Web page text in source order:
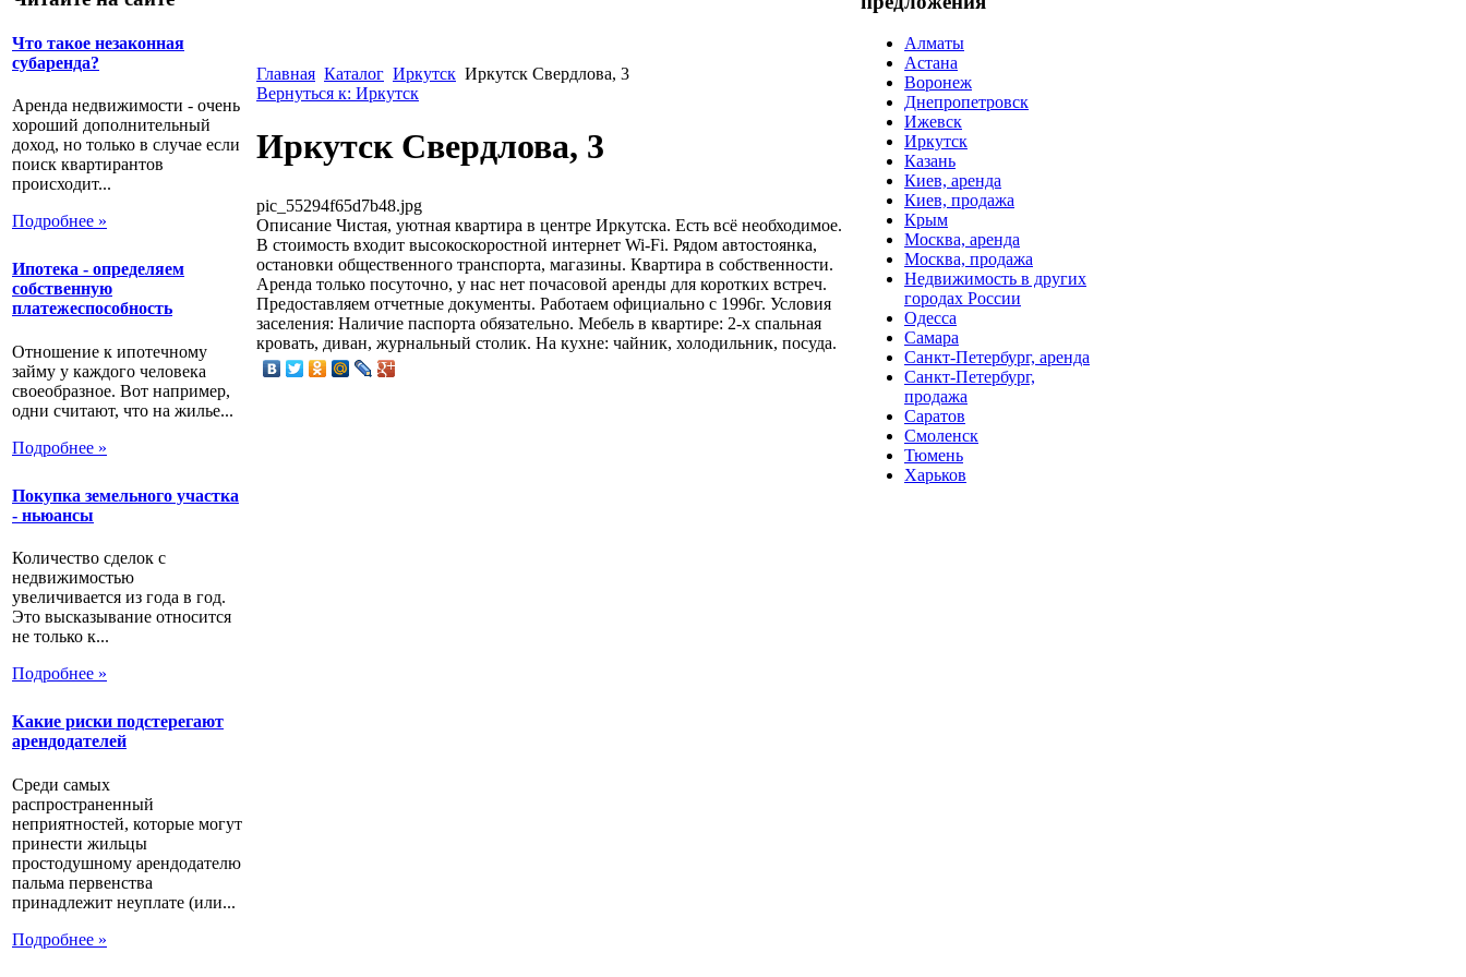
Что такое незаконная
субаренда?
Аренда недвижимости - очень
хороший дополнительный
доход, но только в случае если
поиск квартирантов
происходит...
Подробнее »
Ипотека - определяем
собственную
платежеспособность
Отношение к ипотечному
займу у каждого человека
своеобразное. Вот например,
одни считают, что на жилье...
Подробнее »
Покупка земельного участка
- ньюансы
Количество сделок с
недвижимостью
увеличивается из года в год.
Это высказывание относится
не только к...
Подробнее »
Какие риски подстерегают
арендодателей
Среди самых
распространенный
неприятностей, которые могут
принести жильцы
простодушному арендодателю
пальма первенства
принадлежит неуплате (или...
Подробнее »
Главная Каталог Иркутск Иркутск Свердлова, 3
Вернуться к: Иркутск
Иркутск Свердлова, 3
pic_55294f65d7b48.jpg
Описание Чистая, уютная квартира в центре Иркутска. Есть всё необходимое.
В стоимость входит высокоскоростной интернет Wi-Fi. Рядом автостоянка,
остановки общественного транспорта, магазины. Квартира в собственности.
Аренда только посуточно, у нас нет почасовой аренды для коротких встреч.
Предоставляем отчетные документы. Работаем официально с 1996г. Условия
заселения: Наличие паспорта обязательно. Мебель в квартире: 2-х спальная
кровать, диван, журнальный столик. На кухне: чайник, холодильник, посуда.
Алматы
Астана
Воронеж
Днепропетровск
Ижевск
Иркутск
Казань
Киев, аренда
Киев, продажа
Крым
Москва, аренда
Москва, продажа
Недвижимость в других
городах России
Одесса
Самара
Санкт-Петербург, аренда
Санкт-Петербург,
продажа
Саратов
Смоленск
Тюмень
Харьков